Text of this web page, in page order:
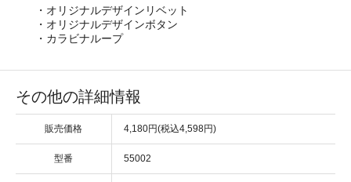
・オリジナルデザインリベット
・オリジナルデザインボタン
・カラビナループ
その他の詳細情報
販売価格 4,180円(税込4,598円)
型番 55002